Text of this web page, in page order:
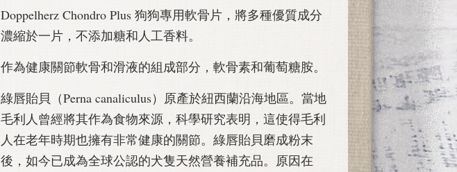
Doppelherz Chondro Plus 狗狗專用軟骨片，將多種優質成分
濃縮於一片，不添加糖和人工香料。
作為健康關節軟骨和滑液的組成部分，軟骨素和葡萄糖胺。
綠唇貽貝（Perna canaliculus）原產於紐西蘭沿海地區。當地
毛利人曾經將其作為食物來源，科學研究表明，這使得毛利
人在老年時期也擁有非常健康的關節。綠唇貽貝磨成粉末
後，如今已成為全球公認的犬隻天然營養補充品。原因在